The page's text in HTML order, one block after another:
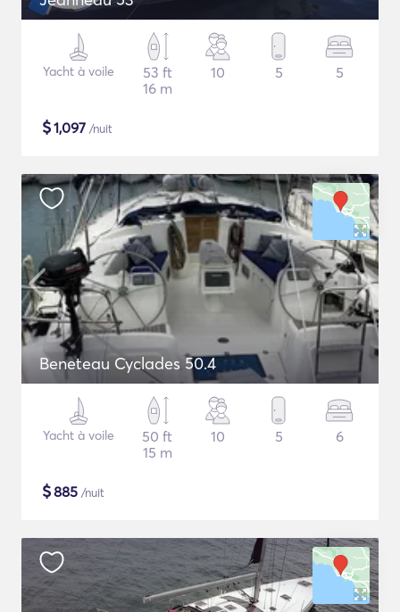
Yacht à voile
53 ft
16 m
10 5 5
$1,097 /nuit
Beneteau Cyclades 50.4
Yacht à voile
50 ft
15 m
10 5 6
$885 /nuit